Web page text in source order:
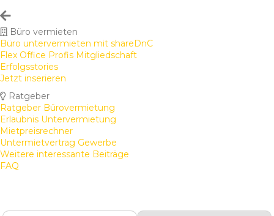
Büro vermieten
Büro untervermieten mit shareDnC
Flex Office Profis Mitgliedschaft
Erfolgsstories
Jetzt inserieren
Ratgeber
Ratgeber Bürovermietung
Erlaubnis Untervermietung
Mietpreisrechner
Untermietvertrag Gewerbe
Weitere interessante Beiträge
FAQ